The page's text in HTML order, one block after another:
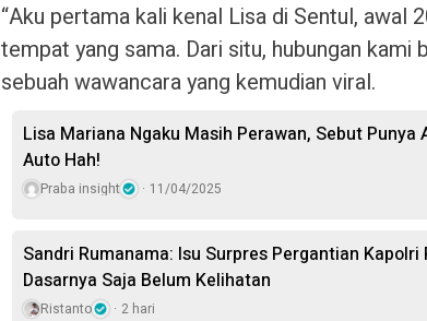
“Aku pertama kali kenal Lisa di Sentul, awal
tempat yang sama. Dari situ, hubungan kami
sebuah wawancara yang kemudian viral.
Lisa Mariana Ngaku Masih Perawan, Sebut Punya
Auto Hah!
Praba insight 11/04/2025
Sandri Rumanama: Isu Surpres Pergantian Kapolri
Dasarnya Saja Belum Kelihatan
Ristanto 2 hari